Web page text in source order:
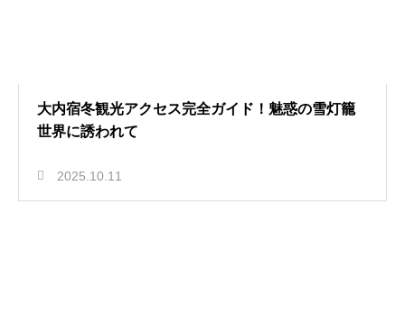
大内宿冬観光アクセス完全ガイド！魅惑の雪灯籠
世界に誘われて
2025.10.11